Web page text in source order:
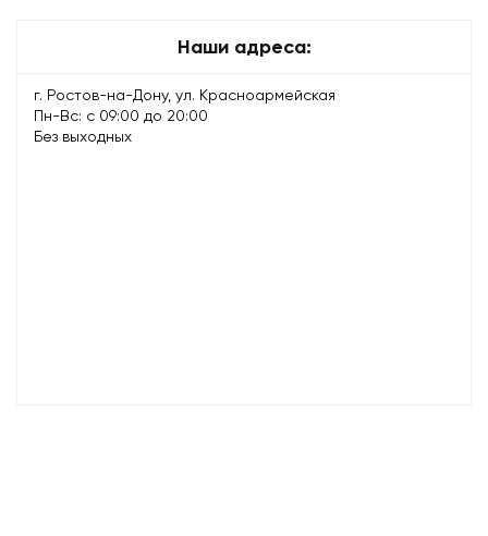
Наши адреса:
г. Ростов-на-Дону, ул. Красноармейская
Пн-Вс: с 09:00 до 20:00
Без выходных